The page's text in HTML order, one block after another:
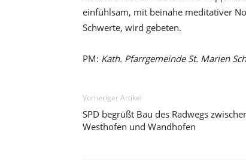
einfühlsam, mit beinahe meditativer
Schwerte, wird gebeten.
PM: Kath. Pfarrgemeinde St. Marien
Vorheriger Artikel
SPD begrüßt Bau des Radwegs
Westhofen und Wandhofen